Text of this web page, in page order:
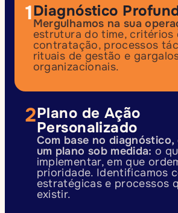
1Diagnóstico
Mergulhamos na sua
estrutura do time, critérios
contratação, processos
rituais de gestão e
organizacionais.
2Plano de Ação
Personalizado
Com base no
um plano sob medida: o
implementar, em que
prioridade. Identificamos
estratégicas e processos
existir.